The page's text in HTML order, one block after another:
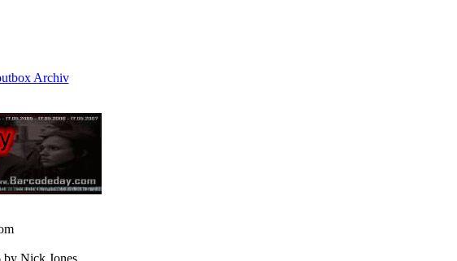
Archiv
Nick Jones.